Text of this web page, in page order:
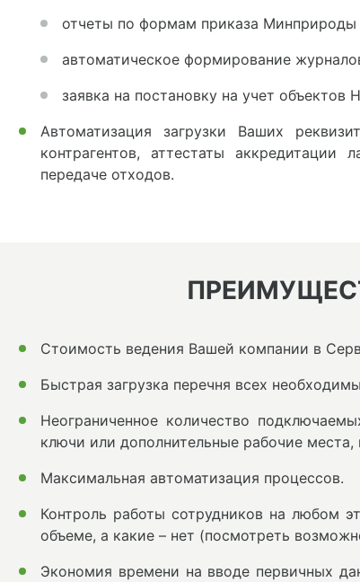
отчеты по формам приказа
автоматическое формирование
заявка на постановку на учет объектов
Автоматизация загрузки Ваших
контрагентов, аттестаты
передаче отходов.
Стоимость ведения Вашей компании в
Быстрая загрузка перечня всех
Неограниченное количество
ключи или дополнительные рабочие
Максимальная автоматизация процессов.
Контроль работы сотрудников на любом
объеме, а какие – нет (посмотреть
Экономия времени на вводе первичных